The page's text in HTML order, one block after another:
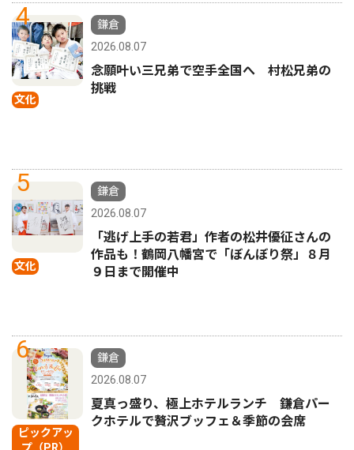
4
文化
鎌倉
2026.08.07
念願叶い三兄弟で空手全国へ 村松兄弟の
挑戦
5
文化
鎌倉
2026.08.07
「逃げ上手の若君」作者の松井優征さんの
作品も！鶴岡八幡宮で「ぼんぼり祭」８月
９日まで開催中
6
ピックアッ
鎌倉
2026.08.07
夏真っ盛り、極上ホテルランチ 鎌倉パー
クホテルで贅沢ブッフェ＆季節の会席